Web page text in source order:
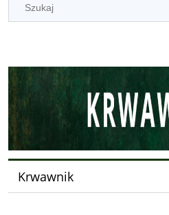
Krwawnik